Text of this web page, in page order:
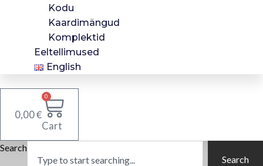
Kodu
Kaardimängud
Komplektid
Eeltellimused
English
0,00€
0
Cart
Search
Search